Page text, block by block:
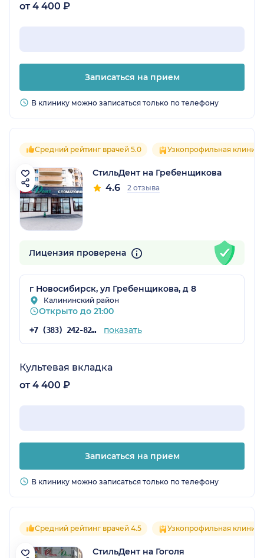
от 4 400 ₽
Записаться на прием
В клинику можно записаться только по телефону
Средний рейтинг врачей 5.0 Узкопрофильная клиника
СтильДент на Гребенщикова
4.6 2 отзыва
Лицензия проверена
г Новосибирск, ул Гребенщикова, д 8
Калининский район
Открыто до 21:00
+7 (383) 242-82-57 показать
Культевая вкладка
от 4 400 ₽
Записаться на прием
В клинику можно записаться только по телефону
Средний рейтинг врачей 4.5 Узкопрофильная клиника
СтильДент на Гоголя